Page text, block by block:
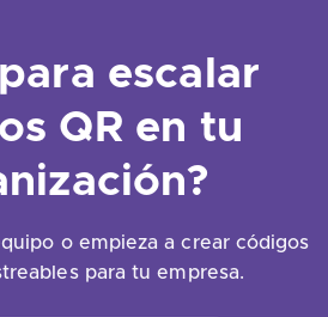
escalar
QR en tu
o empieza a crear códigos
para tu empresa.